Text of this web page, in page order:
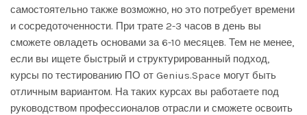
самостоятельно также возможно, но это потребует времени
и сосредоточенности. При трате 2-3 часов в день вы
сможете овладеть основами за 6-10 месяцев. Тем не менее,
если вы ищете быстрый и структурированный подход,
курсы по тестированию ПО от Genius.Space могут быть
отличным вариантом. На таких курсах вы работаете под
руководством профессионалов отрасли и сможете освоить